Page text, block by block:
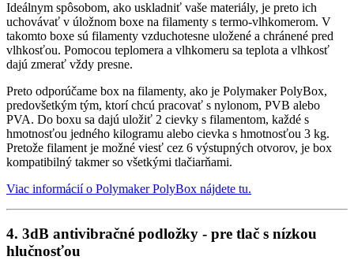
Ideálnym spôsobom, ako uskladniť vaše materiály, je preto ich
uchovávať v úložnom boxe na filamenty s termo-vlhkomerom. V
takomto boxe sú filamenty vzduchotesne uložené a chránené pred
vlhkosťou. Pomocou teplomera a vlhkomeru sa teplota a vlhkosť
dajú zmerať vždy presne.
Preto odporúčame box na filamenty, ako je Polymaker PolyBox,
predovšetkým tým, ktorí chcú pracovať s nylonom, PVB alebo
PVA. Do boxu sa dajú uložiť 2 cievky s filamentom, každé s
hmotnosťou jedného kilogramu alebo cievka s hmotnosťou 3 kg.
Pretože filament je možné viesť cez 6 výstupných otvorov, je box
kompatibilný takmer so všetkými tlačiarňami.
Viac informácií o Polymaker PolyBox nájdete tu.
4. 3dB antivibračné podložky - pre tlač s nízkou
hlučnosťou